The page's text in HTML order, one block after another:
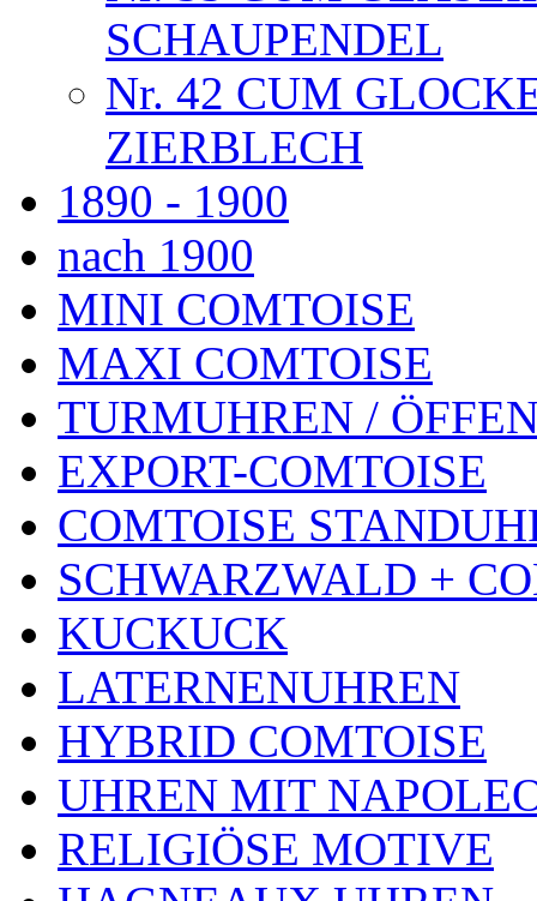
SCHAUPENDEL
Nr. 42 CUM
ZIERBLECH
1890 - 1900
nach 1900
MINI COMTOISE
MAXI COMTOISE
TURMUHREN /
EXPORT-COMTOISE
COMTOISE
SCHWARZWALD +
KUCKUCK
LATERNENUHREN
HYBRID COMTOISE
UHREN MIT
RELIGIÖSE MOTIVE